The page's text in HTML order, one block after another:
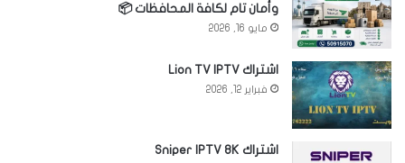
وأمان تام لكافة المحافظات 📦
مايو 16, 2026
اشتراك Lion TV IPTV
فبراير 12, 2026
اشتراك Sniper IPTV 8K